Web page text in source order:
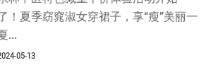
！夏季窈窕淑女穿裙子，享“瘦”美丽一
...
05-13